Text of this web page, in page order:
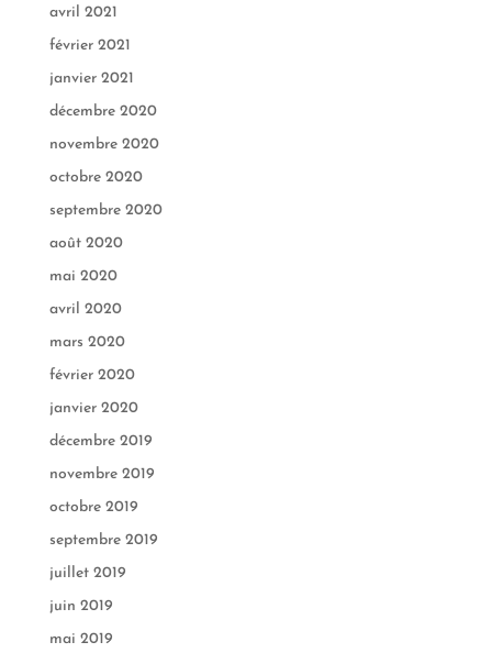
avril 2021
février 2021
janvier 2021
décembre 2020
novembre 2020
octobre 2020
septembre 2020
août 2020
mai 2020
avril 2020
mars 2020
février 2020
janvier 2020
décembre 2019
novembre 2019
octobre 2019
septembre 2019
juillet 2019
juin 2019
mai 2019